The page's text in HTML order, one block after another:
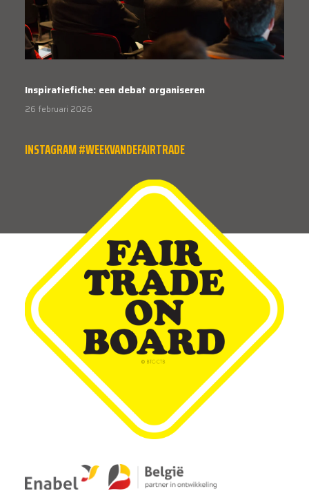
Inspiratiefiche: een debat organiseren
26 februari 2026
INSTAGRAM #WEEKVANDEFAIRTRADE